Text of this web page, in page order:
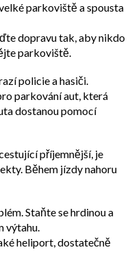
parkoviště a spousta
dopravu tak, aby nikdo
parkoviště.
policie a hasiči.
parkování aut, která
dostanou pomocí
příjemnější, je
Během jízdy nahoru
Staňte se hrdinou a
výtahu.
heliport, dostatečně